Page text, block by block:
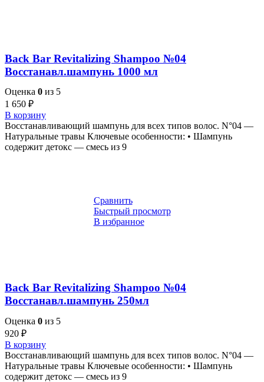
Back Bar Revitalizing Shampoo №04
Восстанавл.шампунь 1000 мл
Оценка 0 из 5
1 650 ₽
В корзину
Восстанавливающий шампунь для всех типов волос. N°04 —
Натуральные травы Ключевые особенности: • Шампунь
содержит детокс — смесь из 9
Сравнить
Быстрый просмотр
В избранное
Back Bar Revitalizing Shampoo №04
Восстанавл.шампунь 250мл
Оценка 0 из 5
920 ₽
В корзину
Восстанавливающий шампунь для всех типов волос. N°04 —
Натуральные травы Ключевые особенности: • Шампунь
содержит детокс — смесь из 9